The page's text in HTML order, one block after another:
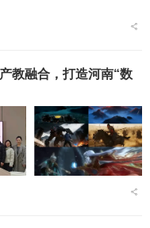
教融合，打造河南“数